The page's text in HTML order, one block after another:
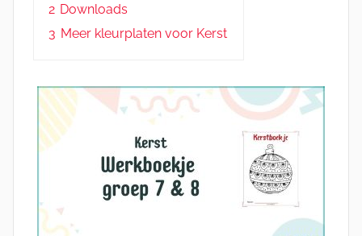
2 Downloads
3 Meer kleurplaten voor Kerst